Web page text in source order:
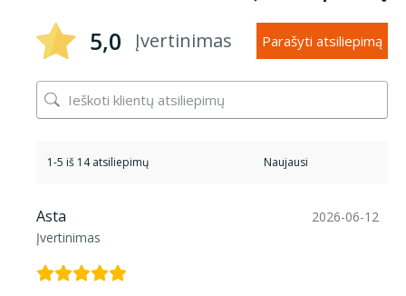
5,0 Įvertinimas Parašyti atsiliepimą
1-5 iš 14 atsiliepimų
Asta
Įvertinimas
2026-06-12